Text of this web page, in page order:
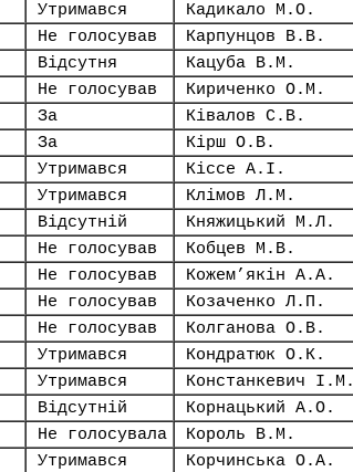
Утримався Кадикало М.О.
Не голосував Карпунцов В.В.
Відсутня Кацуба В.М.
Не голосував Кириченко О.М.
За Ківалов С.В.
За Кірш О.В.
Утримався Кіссе А.І.
Утримався Клімов Л.М.
Відсутній Княжицький М.Л.
Не голосував Кобцев М.В.
Не голосував Кожем’якін А.А.
Не голосував Козаченко Л.П.
Не голосував Колганова О.В.
Утримався Кондратюк О.К.
Утримався Констанкевич І.М.
Відсутній Корнацький А.О.
Не голосувала Король В.М.
Утримався Корчинська О.А.